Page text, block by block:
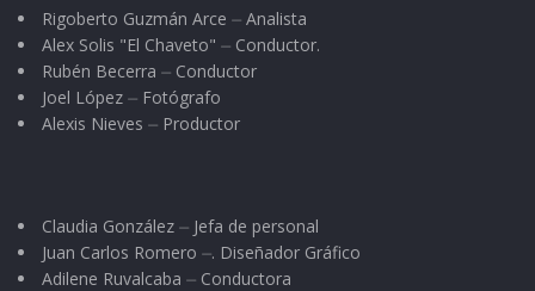
Rigoberto Guzmán Arce ⏤ Analista
Alex Solis "El Chaveto" ⏤ Conductor.
Rubén Becerra ⏤ Conductor
Joel López ⏤ Fotógrafo
Alexis Nieves ⏤ Productor
Claudia González ⏤ Jefa de personal
Juan Carlos Romero ⏤. Diseñador Gráfico
Adilene Ruvalcaba ⏤ Conductora